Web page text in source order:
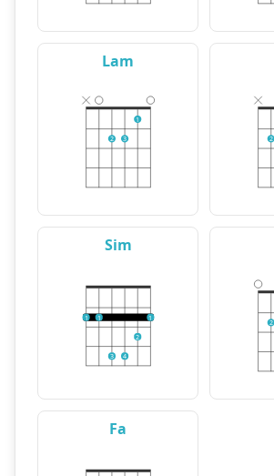
Lam
2 3
1
2
Sim
1 1
3 4
2
1
2
Fa